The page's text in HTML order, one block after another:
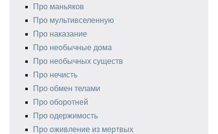
Про маньяков
Про мультивселенную
Про наказание
Про необычные дома
Про необычных существ
Про нечисть
Про обмен телами
Про оборотней
Про одержимость
Про оживление из мертвых